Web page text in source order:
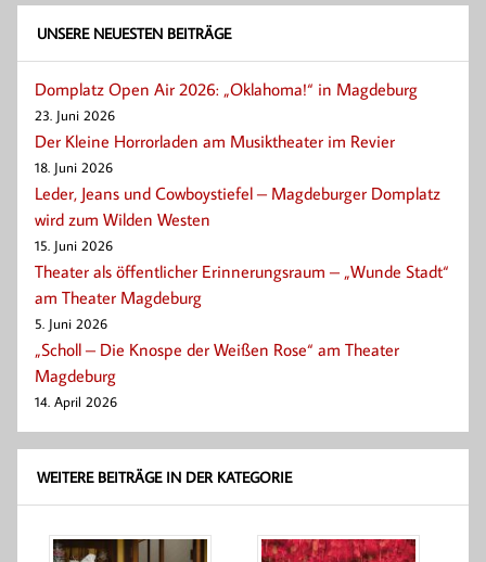
UNSERE NEUESTEN BEITRÄGE
Domplatz Open Air 2026: „Oklahoma!“ in Magdeburg
23. Juni 2026
Der Kleine Horrorladen am Musiktheater im Revier
18. Juni 2026
Leder, Jeans und Cowboystiefel – Magdeburger Domplatz
wird zum Wilden Westen
15. Juni 2026
Theater als öffentlicher Erinnerungsraum – „Wunde Stadt“
am Theater Magdeburg
5. Juni 2026
„Scholl – Die Knospe der Weißen Rose“ am Theater
Magdeburg
14. April 2026
WEITERE BEITRÄGE IN DER KATEGORIE